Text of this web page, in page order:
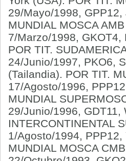
29/Mayo/1998,
MUNDIAL MOSCA AMB
7/Marzo/1998,
POR TIT.
24/Junio/1997, PKO6,
(Tailandia). POR TIT.
17/Agosto/1996,
MUNDIAL
29/Junio/1996,
INTERCONTINENTAL
1/Agosto/1994, PPP12,
MUNDIAL MOSCA CMB